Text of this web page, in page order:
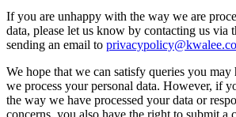
If you are unhappy with the way we are
data, please let us know by contacting us via
sending an email to
We hope that we can satisfy queries you
we process your personal data. However, if
the way we have processed your data or
concerns, you also have the right to submit a